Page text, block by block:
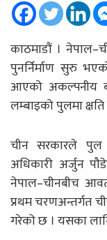
काठमाडाैं ।
पुनर्निर्माण सुरु
आएको अकल्पनीय
लम्बाइको पुलमा
चीन सरकारले पुल
अधिकारी अर्जुन
नेपाल–चीनबीच
प्रथम चरणअन्तर्गत
गरेको छ । यसका